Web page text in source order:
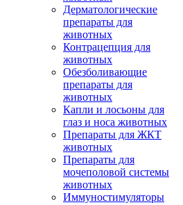
Дерматологические
препараты для
животных
Контрацепция для
животных
Обезболивающие
препараты для
животных
Капли и лосьоны для
глаз и носа животных
Препараты для ЖКТ
животных
Препараты для
мочеполовой системы
животных
Иммуностимуляторы